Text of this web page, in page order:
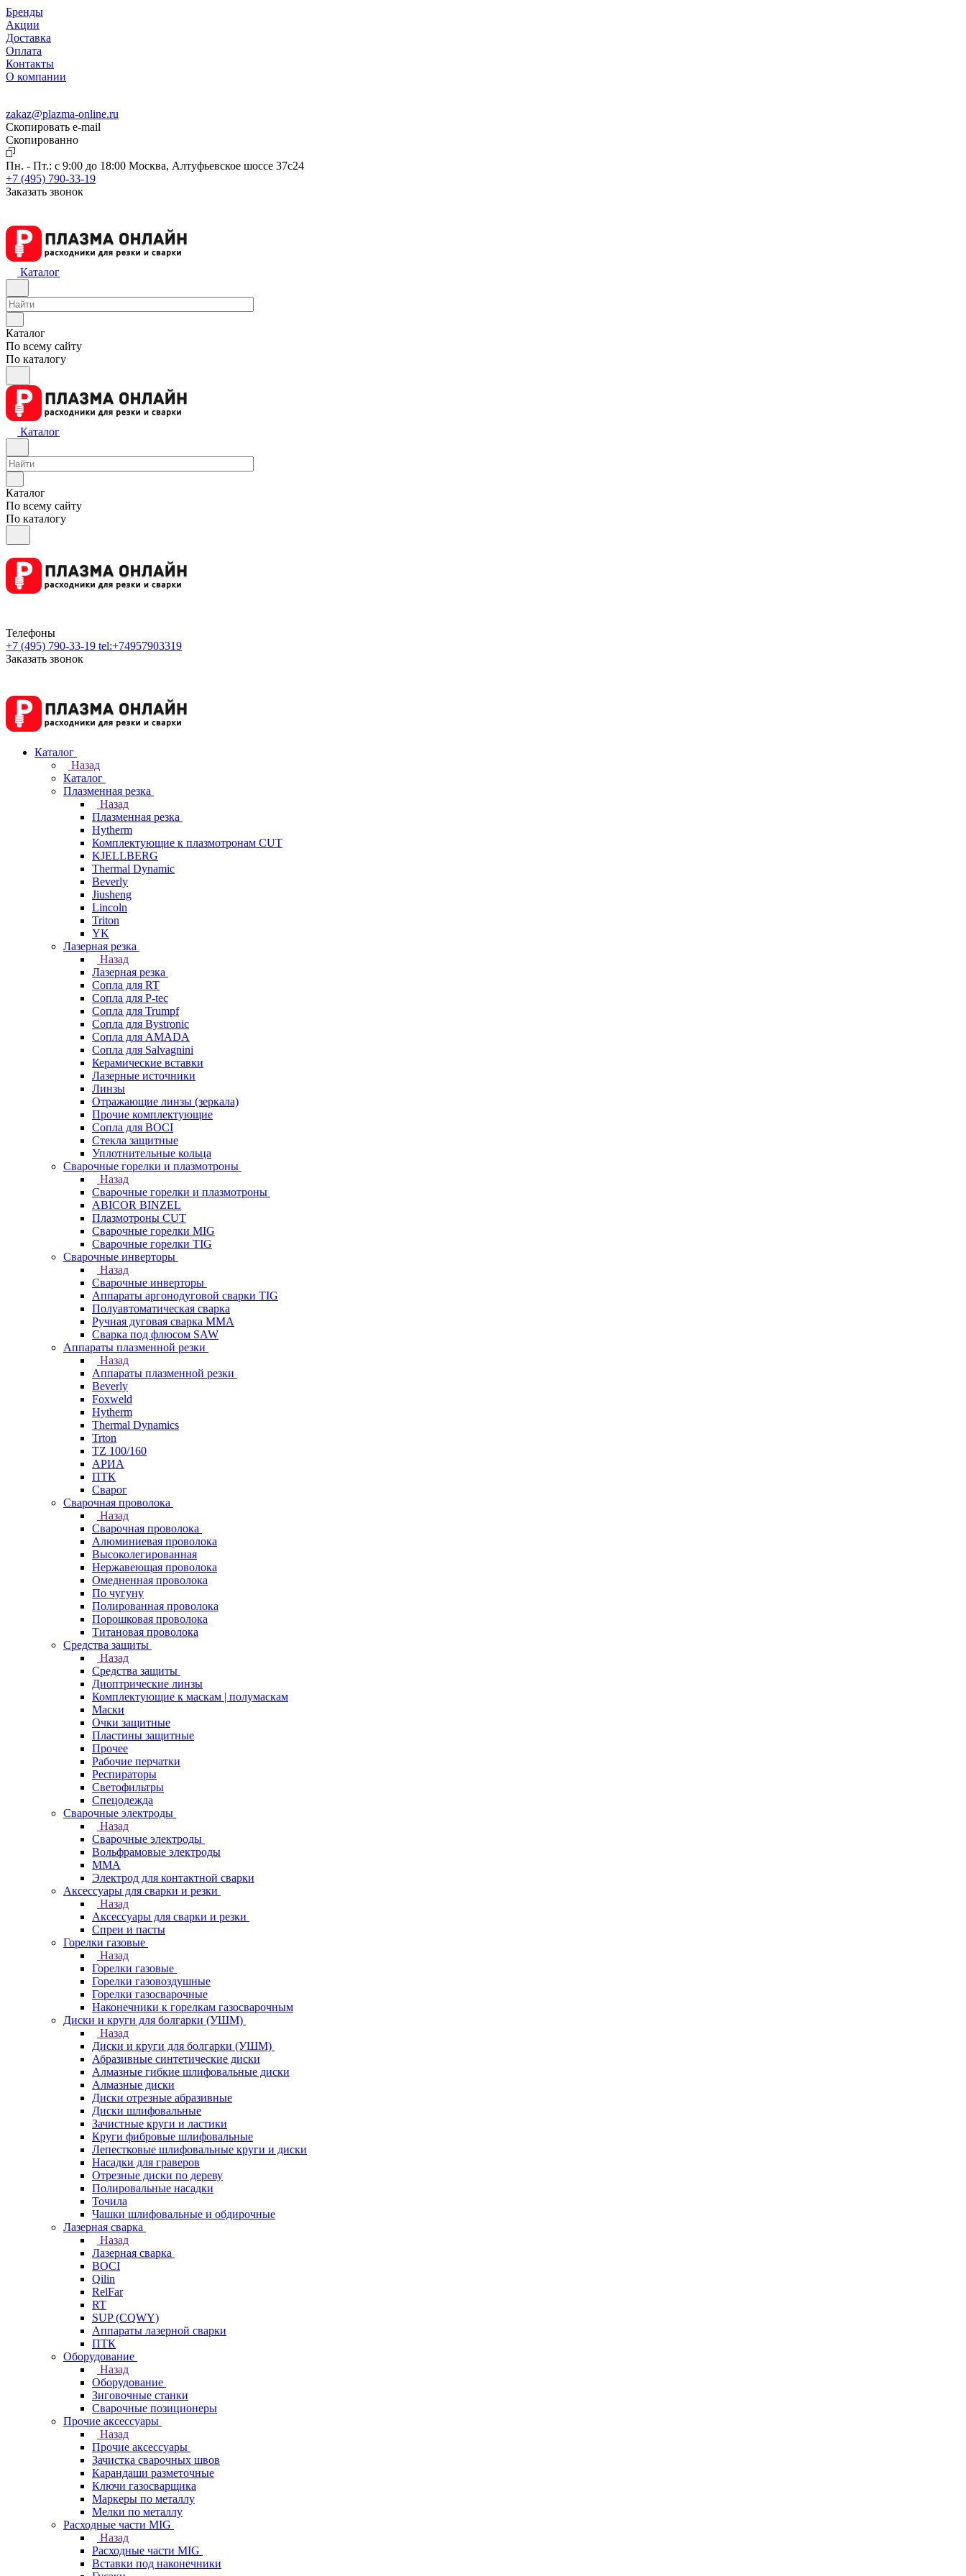
Бренды
Акции
Доставка
Оплата
Контакты
О компании
zakaz@plazma-online.ru
Скопировать e-mail
Cкопированно
Пн. - Пт.: с 9:00 до 18:00 Москва, Алтуфьевское шоссе 37с24
+7 (495) 790-33-19
Заказать звонок
Каталог
Каталог
По всему сайту
По каталогу
Каталог
Каталог
По всему сайту
По каталогу
Телефоны
+7 (495) 790-33-19 tel:+74957903319
Заказать звонок
Каталог
Назад
Каталог
Плазменная резка
Назад
Плазменная резка
Hytherm
Комплектующие к плазмотронам CUT
KJELLBERG
Thermal Dynamic
Beverly
Jiusheng
Lincoln
Triton
YK
Лазерная резка
Назад
Лазерная резка
Сопла для RT
Сопла для P-tec
Сопла для Trumpf
Сопла для Bystronic
Сопла для AMADA
Сопла для Salvagnini
Керамические вставки
Лазерные источники
Линзы
Отражающие линзы (зеркала)
Прочие комплектующие
Сопла для BOCI
Стекла защитные
Уплотнительные кольца
Сварочные горелки и плазмотроны
Назад
Сварочные горелки и плазмотроны
ABICOR BINZEL
Плазмотроны CUT
Сварочные горелки MIG
Сварочные горелки TIG
Сварочные инверторы
Назад
Сварочные инверторы
Аппараты аргонодуговой сварки TIG
Полуавтоматическая сварка
Ручная дуговая сварка MMA
Сварка под флюсом SAW
Аппараты плазменной резки
Назад
Аппараты плазменной резки
Beverly
Foxweld
Hytherm
Thermal Dynamics
Trton
TZ 100/160
АРИА
ПТК
Сварог
Сварочная проволока
Назад
Сварочная проволока
Алюминиевая проволока
Высоколегированная
Нержавеющая проволока
Омедненная проволока
По чугуну
Полированная проволока
Порошковая проволока
Титановая проволока
Средства защиты
Назад
Средства защиты
Диоптрические линзы
Комплектующие к маскам | полумаскам
Маски
Очки защитные
Пластины защитные
Прочее
Рабочие перчатки
Респираторы
Светофильтры
Спецодежда
Сварочные электроды
Назад
Сварочные электроды
Вольфрамовые электроды
ММА
Электрод для контактной сварки
Аксессуары для сварки и резки
Назад
Аксессуары для сварки и резки
Спреи и пасты
Горелки газовые
Назад
Горелки газовые
Горелки газовоздушные
Горелки газосварочные
Наконечники к горелкам газосварочным
Диски и круги для болгарки (УШМ)
Назад
Диски и круги для болгарки (УШМ)
Абразивные синтетические диски
Алмазные гибкие шлифовальные диски
Алмазные диски
Диски отрезные абразивные
Диски шлифовальные
Зачистные круги и ластики
Круги фибровые шлифовальные
Лепестковые шлифовальные круги и диски
Насадки для граверов
Отрезные диски по дереву
Полировальные насадки
Точила
Чашки шлифовальные и обдирочные
Лазерная сварка
Назад
Лазерная сварка
BOCI
Qilin
RelFar
RT
SUP (CQWY)
Аппараты лазерной сварки
ПТК
Оборудование
Назад
Оборудование
Зиговочные станки
Сварочные позиционеры
Прочие аксессуары
Назад
Прочие аксессуары
Зачистка сварочных швов
Карандаши разметочные
Ключи газосварщика
Маркеры по металлу
Мелки по металлу
Расходные части MIG
Назад
Расходные части MIG
Вставки под наконечники